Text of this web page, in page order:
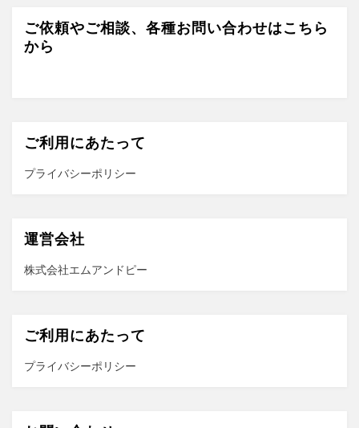
ご依頼やご相談、各種お問い合わせはこちら
から
ご利用にあたって
プライバシーポリシー
運営会社
株式会社エムアンドピー
ご利用にあたって
プライバシーポリシー